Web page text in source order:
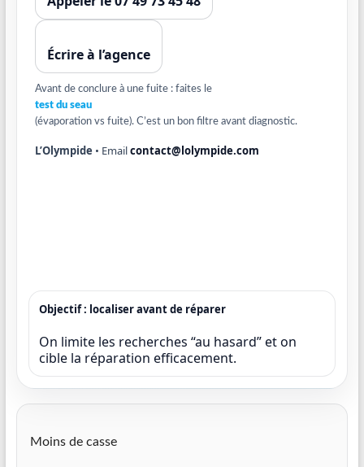
Écrire à l’agence
Avant de conclure à une fuite : faites le
test du seau
(évaporation vs fuite). C’est un bon filtre avant diagnostic.
L’Olympide • Emailcontact@lolympide.com
Objectif : localiser avant de réparer
On limite les recherches “au hasard” et on
cible la réparation efficacement.
Moins de casse